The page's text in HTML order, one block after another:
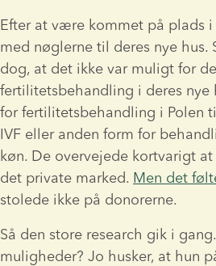
Efter at være kommet på plads i
med nøglerne til deres nye hus.
dog, at det ikke var muligt for
fertilitetsbehandling i deres nye
for fertilitetsbehandling i Polen
IVF eller anden form for
køn. De overvejede kortvarigt
det private marked. Men det
stolede ikke på donorerne.
Så den store research gik i
muligheder? Jo husker, at hun